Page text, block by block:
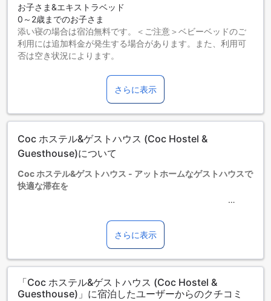
お子さま&エキストラベッド
0～2歳までのお子さま
添い寝の場合は宿泊無料です。＜ご注意＞ベビーベッドのご
利用には追加料金が発生する場合があります。また、利用可
否は空き状況によります。
添い寝の場合は宿泊無料です。
13歳以上の宿泊者は大人とみなされます。
エキストラベッドの追加可否は、ルームタイプにより異なり
ます。各ルームタイプ欄の記載をお確かめください。ルーム
ていない場合は、エキストラベッドの追加はできません。
【ご注意】6部屋以上をご予約の場合は、異なるご予約条件や
さらに表示
Coc ホステル&ゲストハウス (Coc Hostel &
Guesthouse)について
Coc ホステル&ゲストハウス - アットホームなゲストハウスで
快適な滞在を
Coc ホステル&ゲストハウスは、チェンマイの中心からわずか
5キロの場所に位置する2.5つ星ホテルです。2018年に最後の
リノベーションが行われ、快適な滞在を提供しています。チ
ェックインは午後2時から可能で、チェックアウトは午後1時
までとなっています。
Coc ホステル&ゲストハウスには、6室の客室が用意されてお
り、アットホームな雰囲気が特長です。ホテルは子供の滞在
さらに表示
「Coc ホステル&ゲストハウス (Coc Hostel &
Guesthouse)」に宿泊したユーザーからのクチコミ